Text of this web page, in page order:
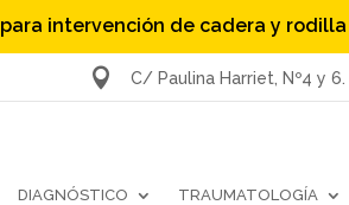
para intervención de cadera y
 C/ Paulina Harriet, Nº4 y
DIAGNÓSTICO TRAUMATOLOGÍA